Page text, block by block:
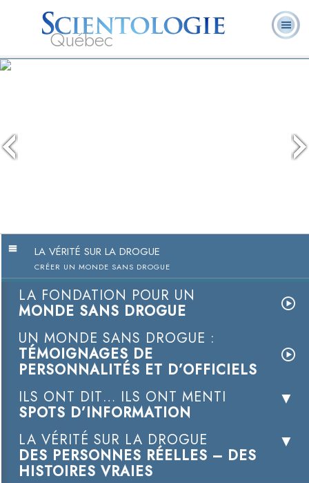
Québec
notre
LA VÉRITÉ SUR LA DROGUE
CRÉER UN MONDE SANS DROGUE
LA FONDATION POUR UN
MONDE SANS DROGUE
UN MONDE SANS DROGUE :
TÉMOIGNAGES DE
PERSONNALITÉS ET D’OFFICIELS
ILS ONT DIT… ILS ONT MENTI
SPOTS D’INFORMATION
LA VÉRITÉ SUR LA DROGUE
DES PERSONNES RÉELLES – DES
HISTOIRES VRAIES